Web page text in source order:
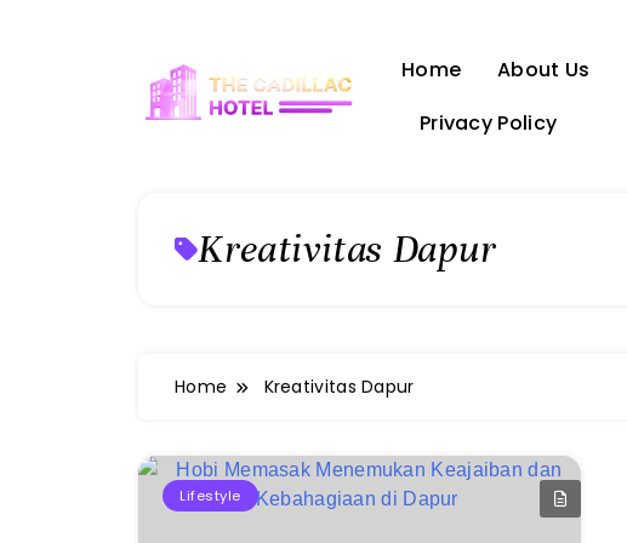
Home About Us
Privacy Policy
Kreativitas Dapur
Home Kreativitas Dapur
Lifestyle